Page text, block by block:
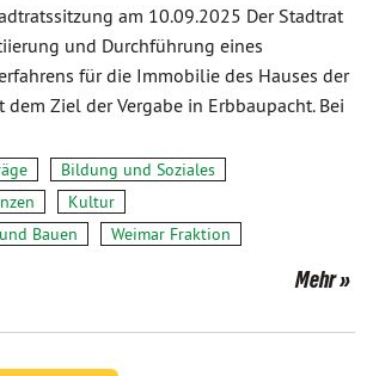
am 10.09.2025 Der Stadtrat
und Durchführung eines
für die Immobilie des Hauses der
dem Ziel der Vergabe in Erbbaupacht. Bei
Bildung und Soziales
Kultur
Bauen
Weimar Fraktion
Mehr